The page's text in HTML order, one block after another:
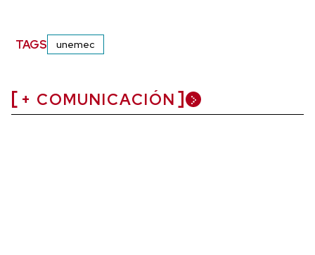
TAGS unemec
+ COMUNICACIÓN